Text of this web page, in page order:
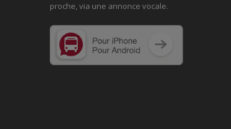
proche, via une annonce vocale.